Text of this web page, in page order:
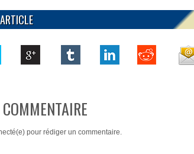
pour rédiger un commentaire.